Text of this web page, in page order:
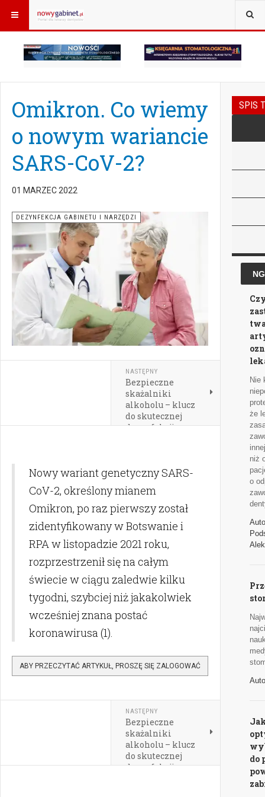
Omikron. Co wiemy
o nowym wariancie
SARS-CoV-2?
01 MARZEC 2022
DEZYNFEKCJA GABINETU I NARZĘDZI
NASTĘPNY
Bezpieczne
skażalniki
alkoholu – klucz
do skutecznej
dezynfekcji
Nowy wariant genetyczny SARS-
CoV-2, określony mianem
Omikron, po raz pierwszy został
zidentyfikowany w Botswanie i
RPA w listopadzie 2021 roku,
rozprzestrzenił się na całym
świecie w ciągu zaledwie kilku
tygodni, szybciej niż jakakolwiek
wcześniej znana postać
koronawirusa (1).
ABY PRZECZYTAĆ ARTYKUŁ, PROSZĘ SIĘ ZALOGOWAĆ
NASTĘPNY
Bezpieczne
skażalniki
alkoholu – klucz
do skutecznej
dezynfekcji
SPIS
Nie
że
niż
o
do